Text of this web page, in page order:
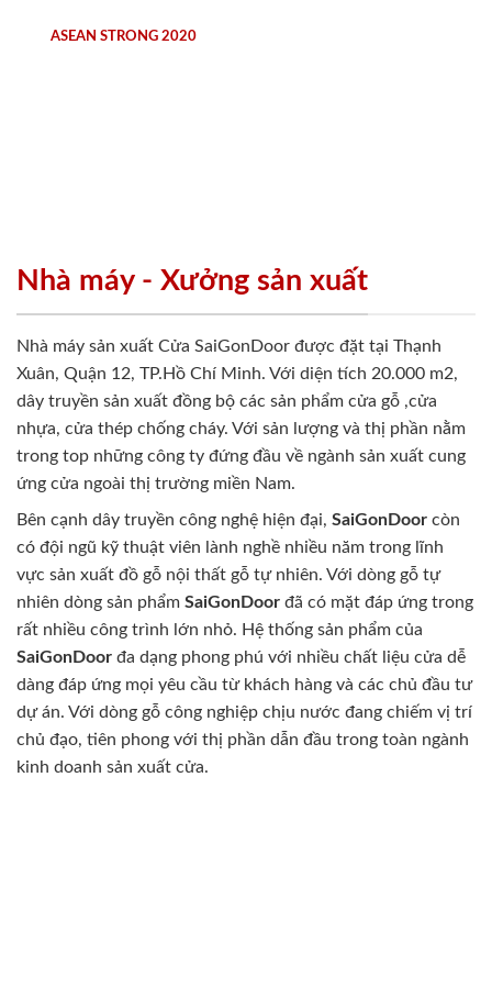
ASEAN STRONG 2020
Nhà máy - Xưởng sản xuất
Nhà máy sản xuất Cửa SaiGonDoor được đặt tại Thạnh
Xuân, Quận 12, TP.Hồ Chí Minh. Với diện tích 20.000 m2,
dây truyền sản xuất đồng bộ các sản phẩm cửa gỗ ,cửa
nhựa, cửa thép chống cháy. Với sản lượng và thị phần nằm
trong top những công ty đứng đầu về ngành sản xuất cung
ứng cửa ngoài thị trường miền Nam.
Bên cạnh dây truyền công nghệ hiện đại, SaiGonDoor còn
có đội ngũ kỹ thuật viên lành nghề nhiều năm trong lĩnh
vực sản xuất đồ gỗ nội thất gỗ tự nhiên. Với dòng gỗ tự
nhiên dòng sản phẩm SaiGonDoor đã có mặt đáp ứng trong
rất nhiều công trình lớn nhỏ. Hệ thống sản phẩm của
SaiGonDoor đa dạng phong phú với nhiều chất liệu cửa dễ
dàng đáp ứng mọi yêu cầu từ khách hàng và các chủ đầu tư
dự án. Với dòng gỗ công nghiệp chịu nước đang chiếm vị trí
chủ đạo, tiên phong với thị phần dẫn đầu trong toàn ngành
kinh doanh sản xuất cửa.